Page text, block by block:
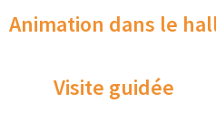
Animation dans le
Visite guidée